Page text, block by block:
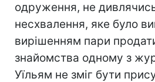
одруження, не
несхвалення, яке було
вирішенням пари
знайомства одному з
Уїльям не зміг бути